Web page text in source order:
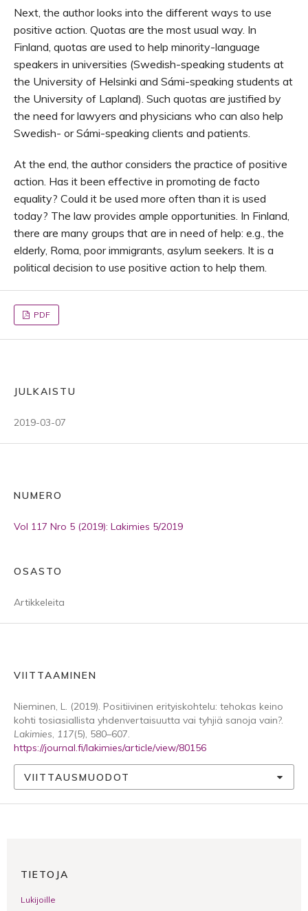
Next, the author looks into the different ways to use
positive action. Quotas are the most usual way. In
Finland, quotas are used to help minority-language
speakers in universities (Swedish-speaking students at
the University of Helsinki and Sámi-speaking students at
the University of Lapland). Such quotas are justified by
the need for lawyers and physicians who can also help
Swedish- or Sámi-speaking clients and patients.
At the end, the author considers the practice of positive
action. Has it been effective in promoting de facto
equality? Could it be used more often than it is used
today? The law provides ample opportunities. In Finland,
there are many groups that are in need of help: e.g., the
elderly, Roma, poor immigrants, asylum seekers. It is a
political decision to use positive action to help them.
PDF
JULKAISTU
2019-03-07
NUMERO
Vol 117 Nro 5 (2019): Lakimies 5/2019
OSASTO
Artikkeleita
VIITTAAMINEN
Nieminen, L. (2019). Positiivinen erityiskohtelu: tehokas keino
kohti tosiasiallista yhdenvertaisuutta vai tyhjiä sanoja vain?.
Lakimies, 117(5), 580–607.
https://journal.fi/lakimies/article/view/80156
VIITTAUSMUODOT
TIETOJA
Lukijoille